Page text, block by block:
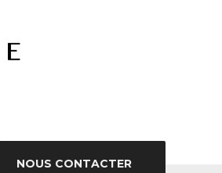
NOUS CONTACTER